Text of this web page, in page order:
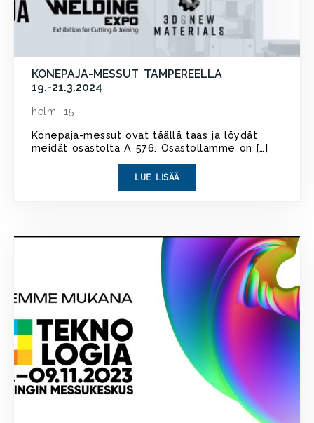
KONEPAJA-MESSUT TAMPEREELLA
19.-21.3.2024
helmi 15
Konepaja-messut ovat täällä taas ja löydät
meidät osastolta A 576. Osastollamme on […]
LUE LISÄÄ